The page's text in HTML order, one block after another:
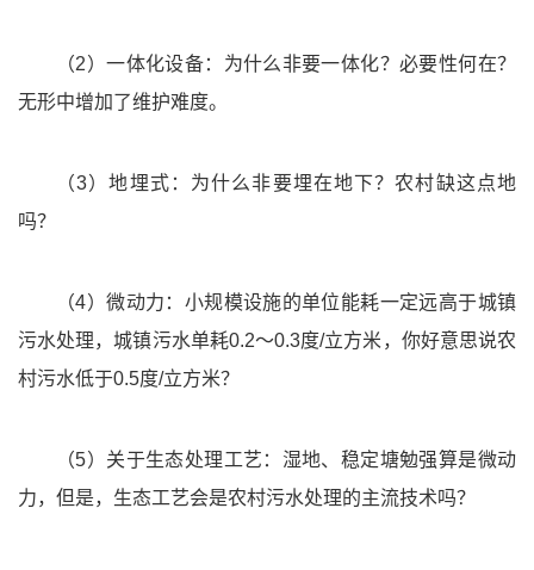
（2）一体化设备：为什么非要一体化？必要性何在？
无形中增加了维护难度。
（3）地埋式：为什么非要埋在地下？农村缺这点地
吗？
（4）微动力：小规模设施的单位能耗一定远高于城镇
污水处理，城镇污水单耗0.2～0.3度/立方米，你好意思说农
村污水低于0.5度/立方米？
（5）关于生态处理工艺：湿地、稳定塘勉强算是微动
力，但是，生态工艺会是农村污水处理的主流技术吗？